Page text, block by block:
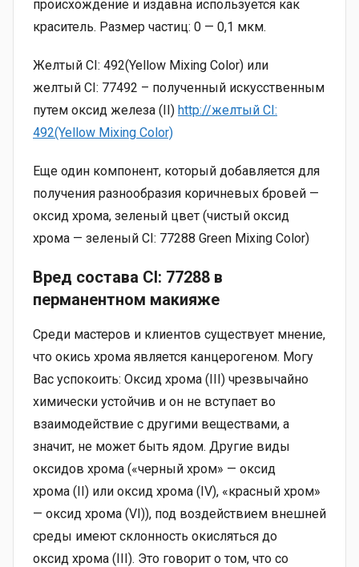
происхождение и издавна используется как
краситель. Размер частиц: 0 — 0,1 мкм.
Желтый CI: 492(Yellow Mixing Color) или
желтый CI: 77492 – полученный искусственным
путем оксид железа (II) http://желтый CI:
492(Yellow Mixing Color)
Еще один компонент, который добавляется для
получения разнообразия коричневых бровей —
оксид хрома, зеленый цвет (чистый оксид
хрома — зеленый CI: 77288 Green Mixing Color)
Вред состава CI: 77288 в
перманентном макияже
Среди мастеров и клиентов существует мнение,
что окись хрома является канцерогеном. Могу
Вас успокоить: Оксид хрома (III) чрезвычайно
химически устойчив и он не вступает во
взаимодействие с другими веществами, а
значит, не может быть ядом. Другие виды
оксидов хрома («черный хром» — оксид
хрома (II) или оксид хрома (IV), «красный хром»
— оксид хрома (VI)), под воздействием внешней
среды имеют склонность окисляться до
оксид хрома (III). Это говорит о том, что со